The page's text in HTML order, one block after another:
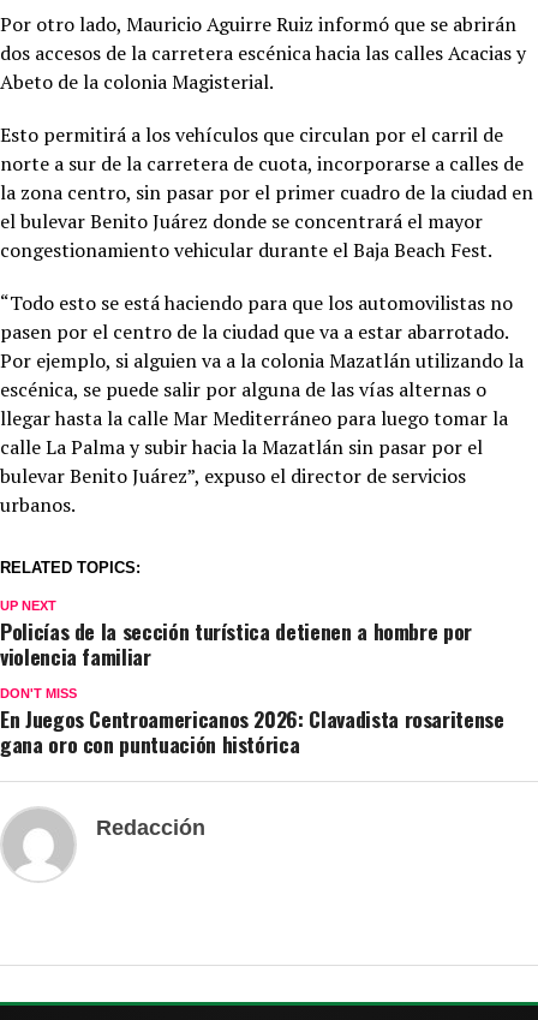
Por otro lado, Mauricio Aguirre Ruiz informó que se abrirán
dos accesos de la carretera escénica hacia las calles Acacias y
Abeto de la colonia Magisterial.
Esto permitirá a los vehículos que circulan por el carril de
norte a sur de la carretera de cuota, incorporarse a calles de
la zona centro, sin pasar por el primer cuadro de la ciudad en
el bulevar Benito Juárez donde se concentrará el mayor
congestionamiento vehicular durante el Baja Beach Fest.
“Todo esto se está haciendo para que los automovilistas no
pasen por el centro de la ciudad que va a estar abarrotado.
Por ejemplo, si alguien va a la colonia Mazatlán utilizando la
escénica, se puede salir por alguna de las vías alternas o
llegar hasta la calle Mar Mediterráneo para luego tomar la
calle La Palma y subir hacia la Mazatlán sin pasar por el
bulevar Benito Juárez”, expuso el director de servicios
urbanos.
RELATED TOPICS:
UP NEXT
Policías de la sección turística detienen a hombre por
violencia familiar
DON'T MISS
En Juegos Centroamericanos 2026: Clavadista rosaritense
gana oro con puntuación histórica
Redacción